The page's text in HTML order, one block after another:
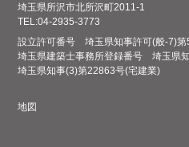
埼玉県所沢市北所沢町2011-1
TEL:04-2935-3773
設立許可番号
埼玉県知事許可(般-7)
埼玉県建築士事務所登録番号 埼玉県
埼玉県知事(3)第22863号(宅建業)
地図